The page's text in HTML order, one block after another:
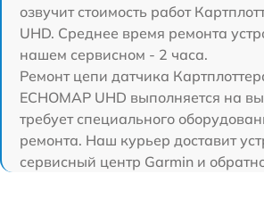
озвучит стоимость работ
UHD. Среднее время ремонта
нашем сервисном - 2 часа.
Ремонт цепи датчика
ECHOMAP UHD выполняется на
требует специального
ремонта. Наш курьер доставит
сервисный центр Garmin и